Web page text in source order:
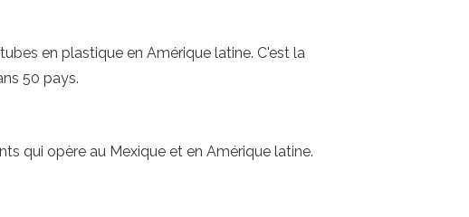
en plastique en Amérique latine. C'est la
50 pays.
qui opère au Mexique et en Amérique latine.